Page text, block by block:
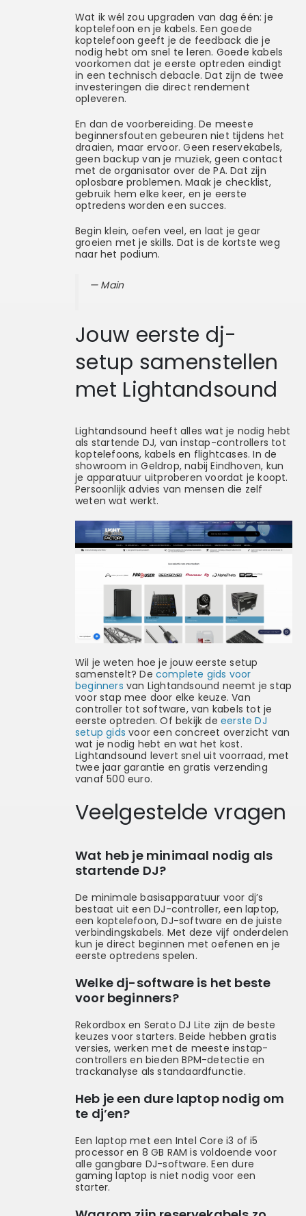
Wat ik wél zou upgraden van dag één: je
koptelefoon en je kabels. Een goede
koptelefoon geeft je de feedback die je
nodig hebt om snel te leren. Goede kabels
voorkomen dat je eerste optreden eindigt
in een technisch debacle. Dat zijn de twee
investeringen die direct rendement
opleveren.
En dan de voorbereiding. De meeste
beginnersfouten gebeuren niet tijdens het
draaien, maar ervoor. Geen reservekabels,
geen backup van je muziek, geen contact
met de organisator over de PA. Dat zijn
oplosbare problemen. Maak je checklist,
gebruik hem elke keer, en je eerste
optredens worden een succes.
Begin klein, oefen veel, en laat je gear
groeien met je skills. Dat is de kortste weg
naar het podium.
— Main
Jouw eerste dj-
setup samenstellen
met Lightandsound
Lightandsound heeft alles wat je nodig hebt
als startende DJ, van instap-controllers tot
koptelefoons, kabels en flightcases. In de
showroom in Geldrop, nabij Eindhoven, kun
je apparatuur uitproberen voordat je koopt.
Persoonlijk advies van mensen die zelf
weten wat werkt.
Wil je weten hoe je jouw eerste setup
samenstelt? De complete gids voor
beginners van Lightandsound neemt je stap
voor stap mee door elke keuze. Van
controller tot software, van kabels tot je
eerste optreden. Of bekijk de eerste DJ
setup gids voor een concreet overzicht van
wat je nodig hebt en wat het kost.
Lightandsound levert snel uit voorraad, met
twee jaar garantie en gratis verzending
vanaf 500 euro.
Veelgestelde vragen
Wat heb je minimaal nodig als
startende DJ?
De minimale basisapparatuur voor dj’s
bestaat uit een DJ-controller, een laptop,
een koptelefoon, DJ-software en de juiste
verbindingskabels. Met deze vijf onderdelen
kun je direct beginnen met oefenen en je
eerste optredens spelen.
Welke dj-software is het beste
voor beginners?
Rekordbox en Serato DJ Lite zijn de beste
keuzes voor starters. Beide hebben gratis
versies, werken met de meeste instap-
controllers en bieden BPM-detectie en
trackanalyse als standaardfunctie.
Heb je een dure laptop nodig om
te dj’en?
Een laptop met een Intel Core i3 of i5
processor en 8 GB RAM is voldoende voor
alle gangbare DJ-software. Een dure
gaming laptop is niet nodig voor een
starter.